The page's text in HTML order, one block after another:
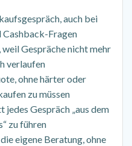
auch bei
Cashback-Fragen
Gespräche nicht mehr
verlaufen
ohne härter oder
zu müssen
Gespräch „aus dem
zu führen
eigene Beratung, ohne